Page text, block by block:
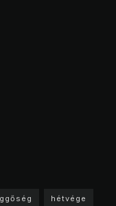
hétvége